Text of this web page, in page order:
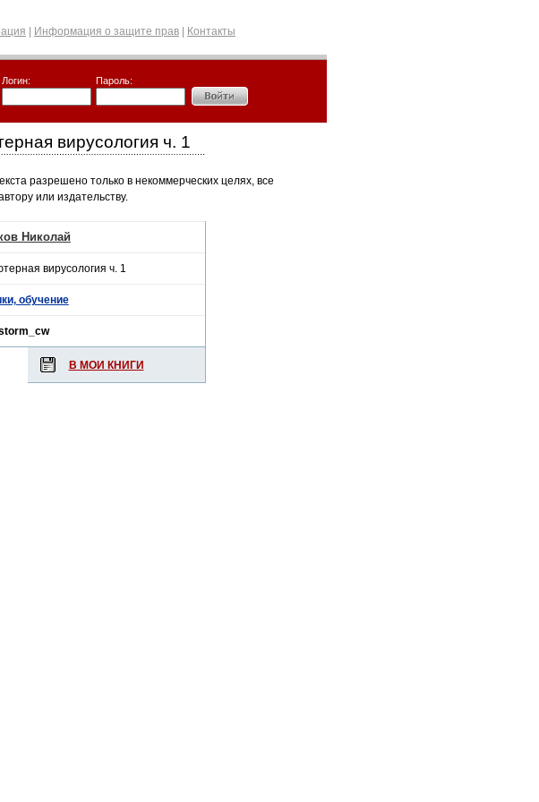
Информация о защите прав Контакты
Логин: Пароль:
вирусология ч. 1
разрешено только в некоммерческих целях, все
или издательству.
Николай
вирусология ч. 1
обучение
В МОИ КНИГИ